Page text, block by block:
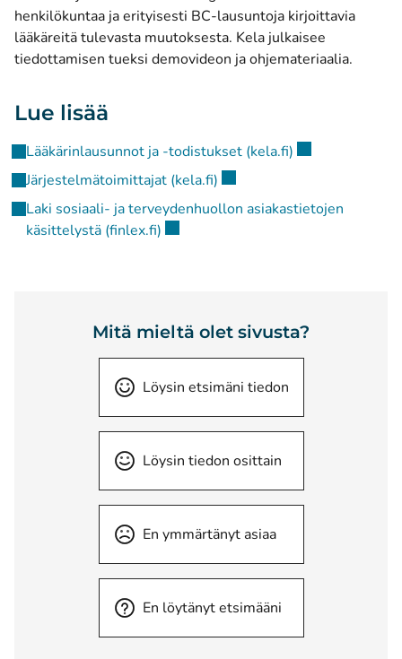
henkilökuntaa ja erityisesti BC-lausuntoja kirjoittavia
lääkäreitä tulevasta muutoksesta. Kela julkaisee
tiedottamisen tueksi demovideon ja ohjemateriaalia.
Lue lisää
Lääkärinlausunnot ja -todistukset (kela.fi)
Järjestelmätoimittajat (kela.fi)
Laki sosiaali- ja terveydenhuollon asiakastietojen
käsittelystä (finlex.fi)
Mitä mieltä olet sivusta?
Löysin etsimäni tiedon
Löysin tiedon osittain
En ymmärtänyt asiaa
En löytänyt etsimääni